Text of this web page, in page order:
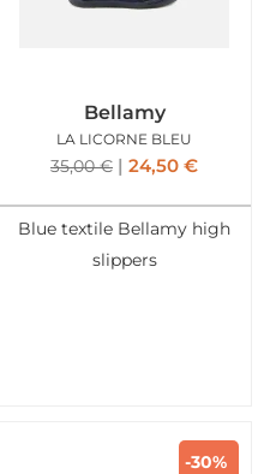
Bellamy
LA LICORNE BLEU
35,00€ 24,50 €
Blue textile Bellamy high
slippers
-30%